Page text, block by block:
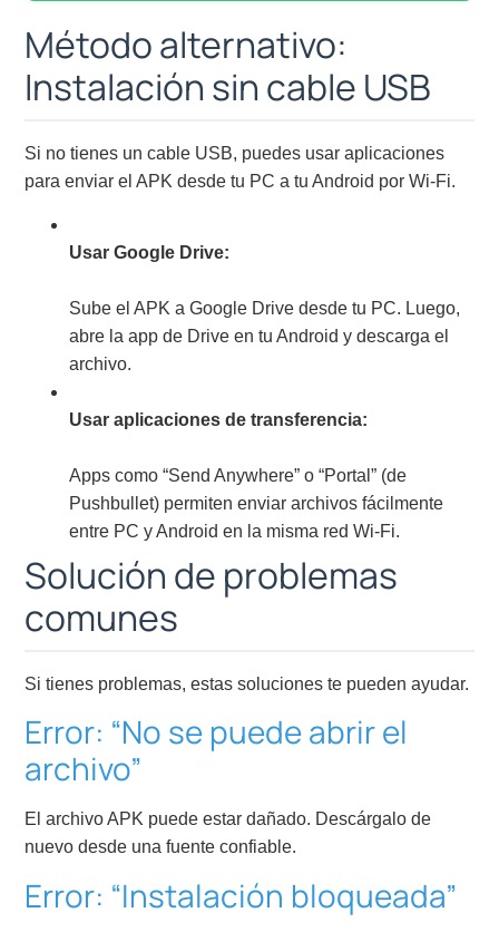
Método alternativo:
Instalación sin cable USB
Si no tienes un cable USB, puedes usar aplicaciones
para enviar el APK desde tu PC a tu Android por Wi-Fi.
Usar Google Drive:
Sube el APK a Google Drive desde tu PC. Luego,
abre la app de Drive en tu Android y descarga el
archivo.
Usar aplicaciones de transferencia:
Apps como “Send Anywhere” o “Portal” (de
Pushbullet) permiten enviar archivos fácilmente
entre PC y Android en la misma red Wi-Fi.
Solución de problemas
comunes
Si tienes problemas, estas soluciones te pueden ayudar.
Error: “No se puede abrir el
archivo”
El archivo APK puede estar dañado. Descárgalo de
nuevo desde una fuente confiable.
Error: “Instalación bloqueada”